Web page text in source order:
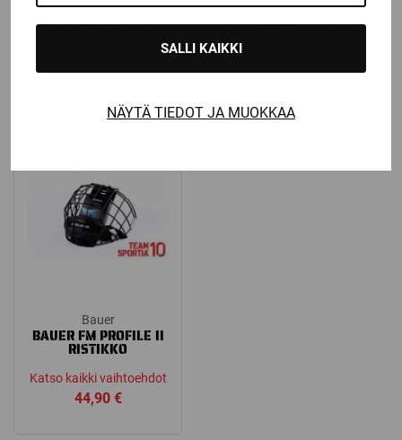
SALLI KAIKKI
NÄYTÄ TIEDOT JA MUOKKAA
49,90€
HARTIASUOJAT
129,00€
Bauer
BAUER FM PROFILE II
RISTIKKO
Katso kaikki vaihtoehdot
44,90 €